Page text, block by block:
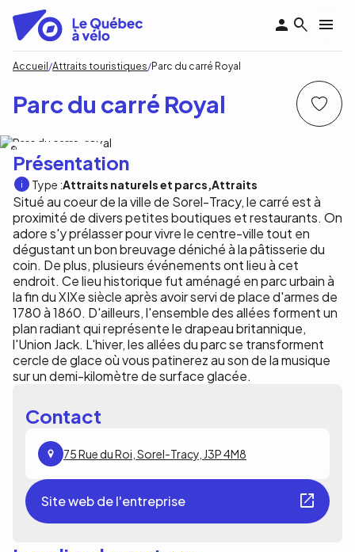
contenu
principal
Fil
d'Ariane
Accueil Attraits touristiques Parc du carré Royal
Parc du carré Royal
Présentation
Type :Attraits naturels et parcs Attraits
Situé au coeur de la ville de Sorel-Tracy, le carré est à
proximité de divers petites boutiques et restaurants. On
adore s'y prélasser pour vivre le centre-ville tout en
dégustant un bon breuvage déniché à la pâtisserie du
coin. De plus, plusieurs événements ont lieu à cet
endroit. Ce lieu historique fut aménagé en parc urbain à
la fin du XIXe siècle après avoir servi de place d'armes de
1780 à 1860. D'ailleurs, l'ensemble des allées forment un
plan radiant qui représente le drapeau britannique,
l'Union Jack. L'hiver, les allées du parc se transforment
cercle de glace où vous patinerez au son de la musique
sur un demi-kilomètre de surface glacée.
Contact
75 Rue du Roi, Sorel-Tracy, J3P 4M8
Site web de l'entreprise